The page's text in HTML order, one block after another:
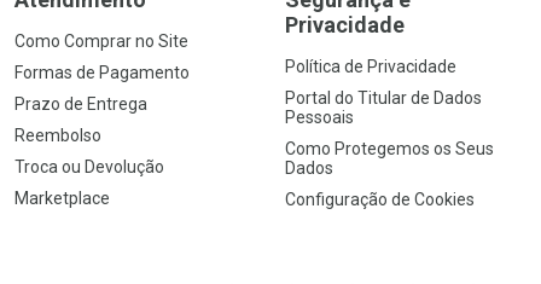
Como Comprar no Site
Formas de Pagamento
Prazo de Entrega
Reembolso
Troca ou Devolução
Marketplace
Privacidade
Política de Privacidade
Portal do Titular de Dados
Pessoais
Como Protegemos os Seus
Dados
Configuração de Cookies